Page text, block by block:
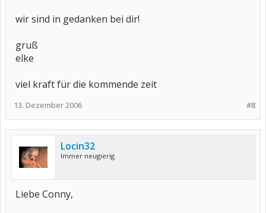
wir sind in gedanken bei dir!
gruß
elke
viel kraft für die kommende zeit
#8
13. Dezember 2006
Locin32
Immer neugierig
Liebe Conny,